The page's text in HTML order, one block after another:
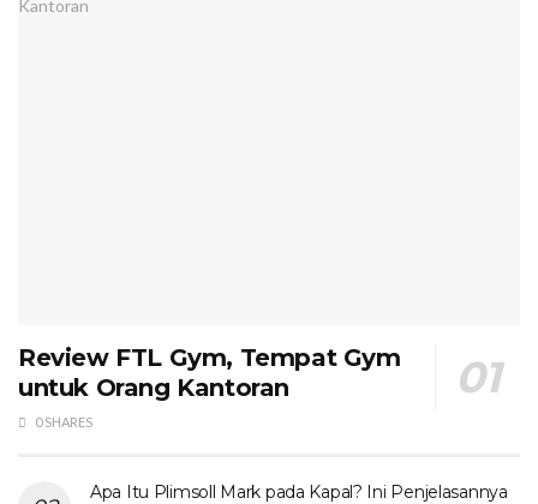
Review FTL Gym, Tempat Gym
untuk Orang Kantoran
0 SHARES
Apa Itu Plimsoll Mark pada Kapal? Ini Penjelasannya